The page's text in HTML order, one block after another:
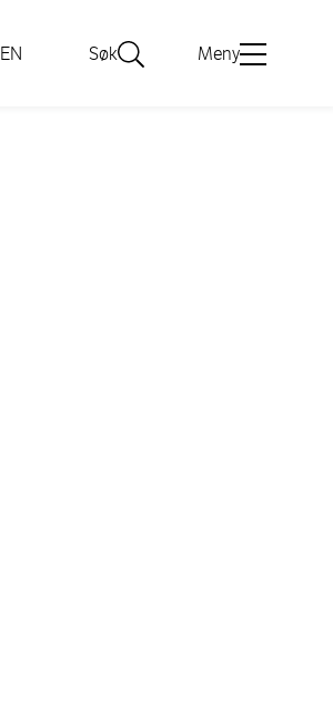
EN Søk Meny